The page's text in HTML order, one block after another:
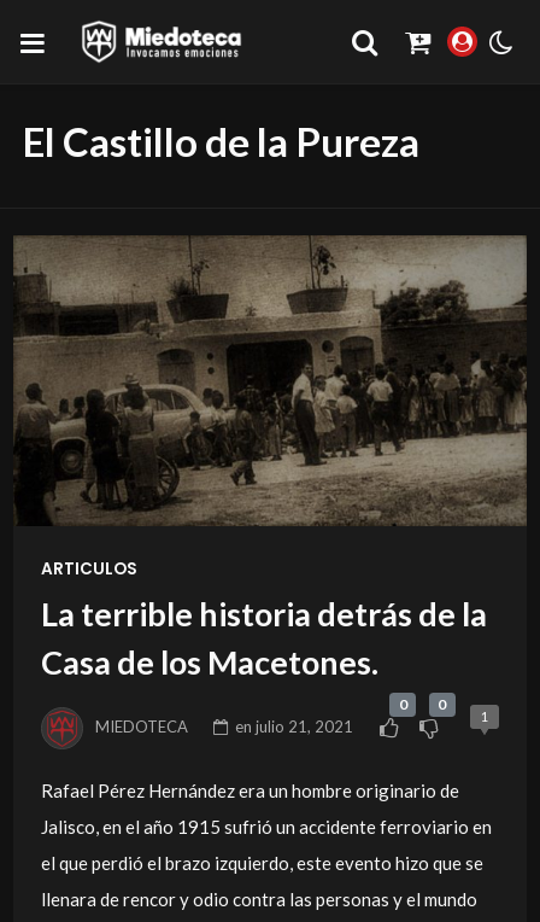
El Castillo de la Pureza
ARTICULOS
La terrible historia detrás de la
Casa de los Macetones.
MIEDOTECA enjulio 21, 2021
0 0
1
Rafael Pérez Hernández era un hombre originario de
Jalisco, en el año 1915 sufrió un accidente ferroviario en
el que perdió el brazo izquierdo, este evento hizo que se
llenara de rencor y odio contra las personas y el mundo